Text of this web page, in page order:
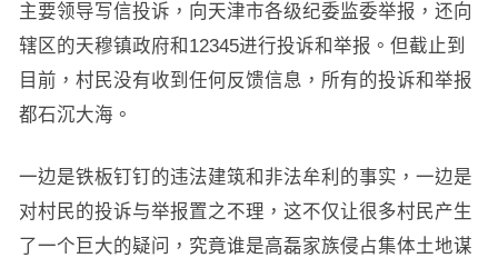
主要领导写信投诉，向天津市各级纪委监委举报，还向
辖区的天穆镇政府和12345进行投诉和举报。但截止到
目前，村民没有收到任何反馈信息，所有的投诉和举报
都石沉大海。
一边是铁板钉钉的违法建筑和非法牟利的事实，一边是
对村民的投诉与举报置之不理，这不仅让很多村民产生
了一个巨大的疑问，究竟谁是高磊家族侵占集体土地谋